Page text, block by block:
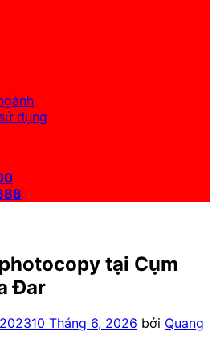
dụng
tại Cụm
Đar
10 Tháng 6, 2026 bởi Quang